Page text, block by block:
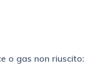
o gas non riuscito: